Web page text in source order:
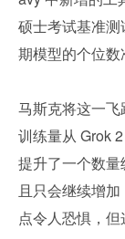
硕士考试基准
期模型的个位数
马斯克将这一
训练量从 Grok
提升了一个数量
且只会继续增
点令人恐惧，